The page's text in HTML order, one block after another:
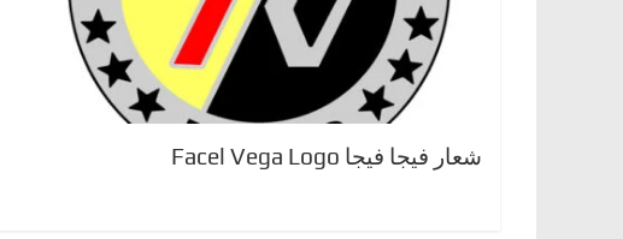
شعار فيجا فيجا Facel Vega Logo